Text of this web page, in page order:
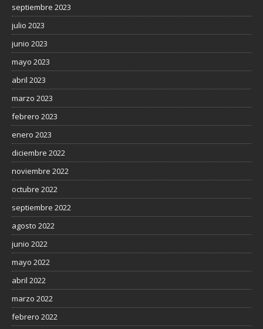
septiembre 2023
julio 2023
junio 2023
mayo 2023
abril 2023
marzo 2023
febrero 2023
enero 2023
diciembre 2022
noviembre 2022
octubre 2022
septiembre 2022
agosto 2022
junio 2022
mayo 2022
abril 2022
marzo 2022
febrero 2022